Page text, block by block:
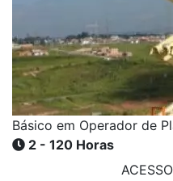
Básico em Operador de
2 - 120 Horas